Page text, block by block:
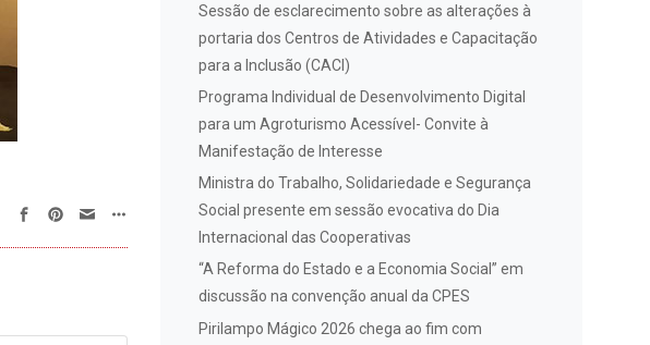
Sessão de esclarecimento sobre as alterações à
portaria dos Centros de Atividades e Capacitação
para a Inclusão (CACI)
Programa Individual de Desenvolvimento Digital
para um Agroturismo Acessível- Convite à
Manifestação de Interesse
Ministra do Trabalho, Solidariedade e Segurança
Social presente em sessão evocativa do Dia
Internacional das Cooperativas
“A Reforma do Estado e a Economia Social” em
discussão na convenção anual da CPES
Pirilampo Mágico 2026 chega ao fim com